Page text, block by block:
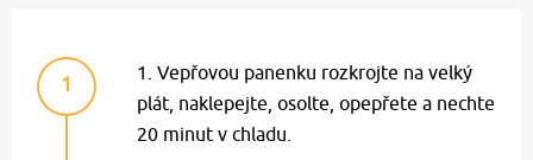
1
1. Vepřovou panenku rozkrojte na velký
plát, naklepejte, osolte, opepřete a nechte
20 minut v chladu.